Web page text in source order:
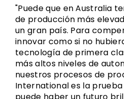
"Puede que en Australia
de producción más
un gran país. Para
innovar como si no
tecnología de primera
más altos niveles de
nuestros procesos de
International es la